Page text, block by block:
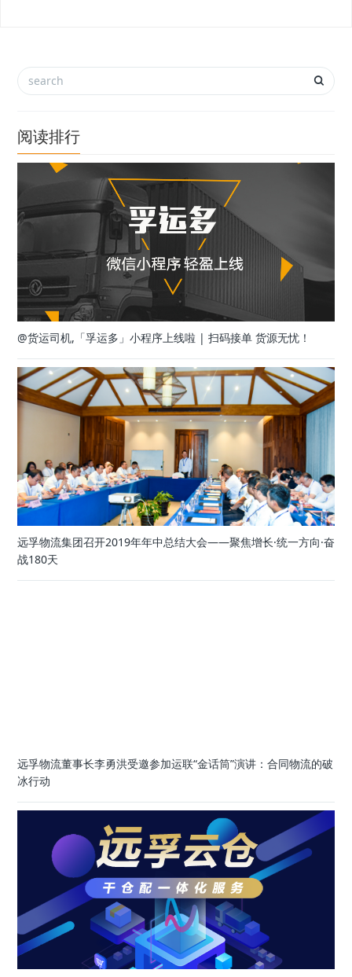
阅读排行
@货运司机,「孚运多」小程序上线啦 | 扫码接单 货源无忧！
远孚物流集团召开2019年年中总结大会——聚焦增长·统一方向·奋
战180天
远孚物流董事长李勇洪受邀参加运联“金话筒”演讲：合同物流的破
冰行动